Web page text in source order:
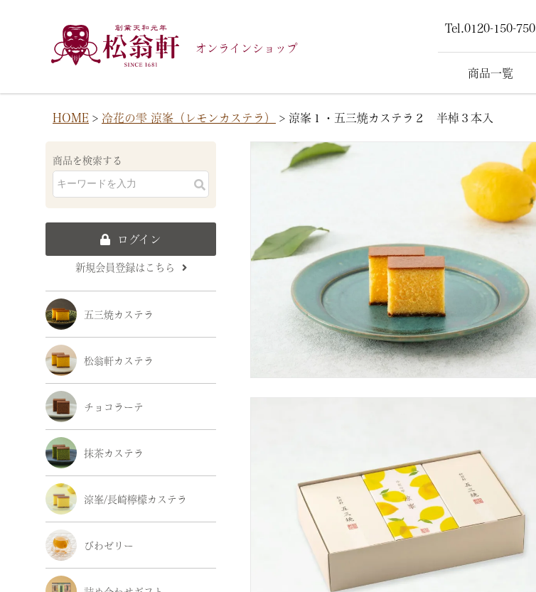
オンラインショップ
Tel.0120-150-750
商品一覧
HOME 冷花の雫 涼峯（レモンカステラ） 涼峯１・五三焼カステラ２ 半棹３本入
商品を検索する
ログイン
新規会員登録はこちら
五三焼カステラ
松翁軒カステラ
チョコラーテ
抹茶カステラ
涼峯/長崎檸檬カステラ
びわゼリー